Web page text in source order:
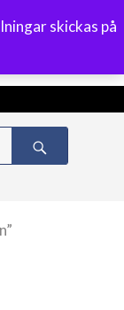
skickas på
0